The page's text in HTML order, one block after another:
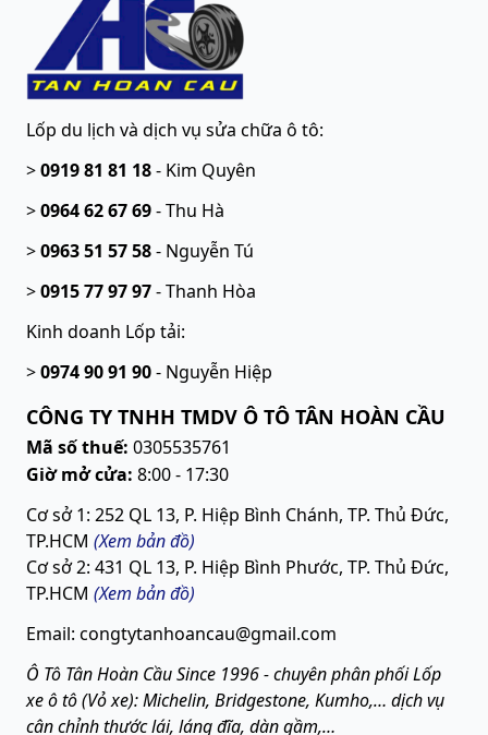
Lốp du lịch và dịch vụ sửa chữa ô tô:
>0919 81 81 18- Kim Quyên
>0964 62 67 69-Thu Hà
>0963 51 57 58- Nguyễn Tú
>0915 77 97 97-Thanh Hòa
Kinh doanh Lốp tải:
>0974 90 91 90- Nguyễn Hiệp
CÔNG TY TNHH TMDV Ô TÔ TÂN HOÀN CẦU
Mã số thuế: 0305535761
Giờ mở cửa: 8:00 - 17:30
Cơ sở 1: 252 QL 13, P. Hiệp Bình Chánh, TP. Thủ Đức,
TP.HCM (Xem bản đồ)
Cơ sở 2: 431 QL 13, P. Hiệp Bình Phước, TP. Thủ Đức,
TP.HCM (Xem bản đồ)
Email: congtytanhoancau@gmail.com
Ô Tô Tân Hoàn Cầu Since 1996 - chuyên phân phối Lốp
xe ô tô (Vỏ xe): Michelin, Bridgestone, Kumho,… dịch vụ
cân chỉnh thước lái, láng đĩa, dàn gầm,…